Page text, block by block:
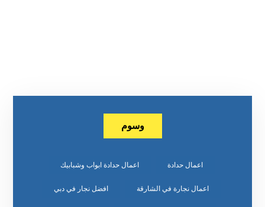
وسوم
اعمال حدادة اعمال حدادة ابواب وشبابيك
اعمال نجارة في الشارقة افضل نجار في دبي